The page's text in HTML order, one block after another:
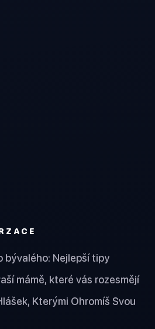
bývalého: Nejlepší tipy
mámě, které vás rozesmějí
Kterými Ohromíš Svou